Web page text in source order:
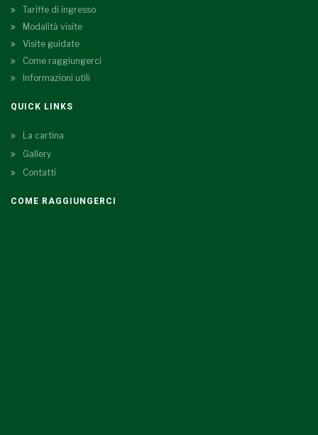
Tariffe di ingresso
Modalità visite
Visite guidate
Come raggiungerci
Informazioni utili
QUICK LINKS
La cartina
Gallery
Contatti
COME RAGGIUNGERCI